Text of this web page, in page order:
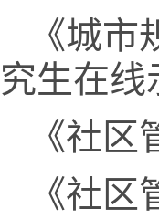
《城
究生在
《社
《社